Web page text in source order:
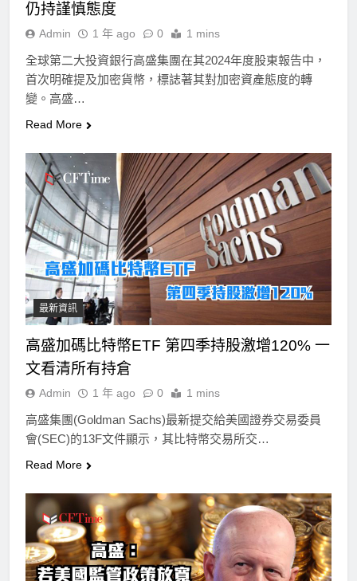
仍持謹慎態度
Admin 1 年 ago 0 1 mins
全球第二大投資銀行高盛集團在其2024年度股東報告中，
首次明確提及加密貨幣，標誌著其對加密資產態度的轉
變。高盛…
Read More
最新資訊
高盛加碼比特幣ETF 第四季持股激增120% 一
文看清所有持倉
Admin 1 年 ago 0 1 mins
高盛集團(Goldman Sachs)最新提交給美國證券交易委員
會(SEC)的13F文件顯示，其比特幣交易所交…
Read More